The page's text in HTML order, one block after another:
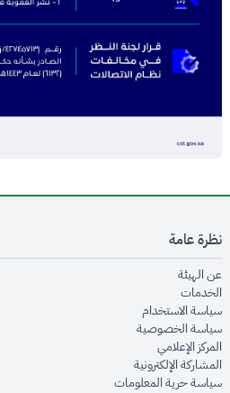
نظرة عامة
عن الهيئةopens in new window
الخدماتopens in new window
سياسة الاستخدام
سياسة الخصوصيةopens in new window
المركز الإعلاميopens in new window
المشاركة الإلكترونيةopens in new window
سياسة حرية المعلوماتopens in new window